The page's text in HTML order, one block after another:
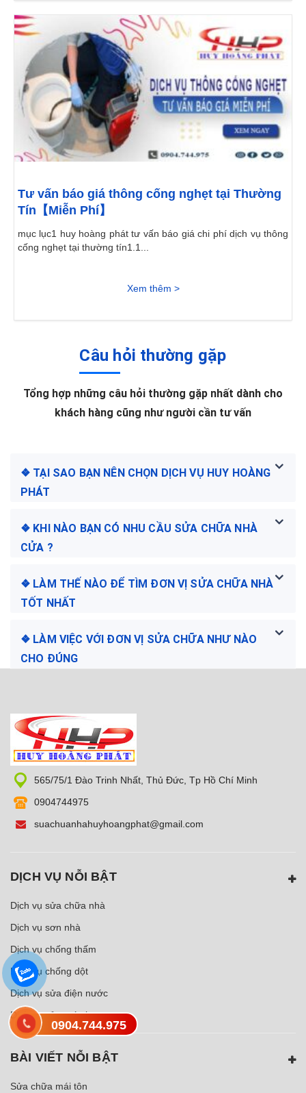
Tư vấn báo giá thông cống nghẹt tại Thường
Tín【Miễn Phí】
mục lục1 huy hoàng phát tư vấn báo giá chi phí dịch vụ thông
cống nghẹt tại thường tín1.1...
Xem thêm >
Câu hỏi thường gặp
Tổng hợp những câu hỏi thường gặp nhất dành cho
khách hàng cũng như người cần tư vấn
❖ TẠI SAO BẠN NÊN CHỌN DỊCH VỤ HUY HOÀNG
PHÁT
❖ KHI NÀO BẠN CÓ NHU CẦU SỬA CHỮA NHÀ
CỬA ?
❖ LÀM THẾ NÀO ĐỂ TÌM ĐƠN VỊ SỬA CHỮA NHÀ
TỐT NHẤT
❖ LÀM VIỆC VỚI ĐƠN VỊ SỬA CHỮA NHƯ NÀO
CHO ĐÚNG
565/75/1 Đào Trinh Nhất, Thủ Đức, Tp Hồ Chí Minh
0904744975
suachuanhahuyhoangphat@gmail.com
DỊCH VỤ NỖI BẬT
Dịch vụ sửa chữa nhà
Dịch vụ sơn nhà
Dịch vụ chống thấm
Dịch vụ chống dột
Dịch vụ sửa điện nước
Dịch vụ sửa máy bơm
BÀI VIẾT NỖI BẬT
Sửa chữa mái tôn
0904.744.975